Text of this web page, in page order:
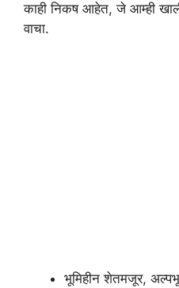
काही निकष आहेत, जे आम्ही
वाचा.
भूमिहीन शेतमजूर,